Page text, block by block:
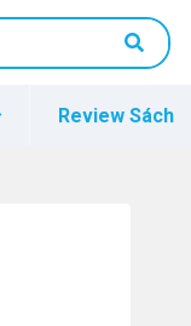
Review Sách